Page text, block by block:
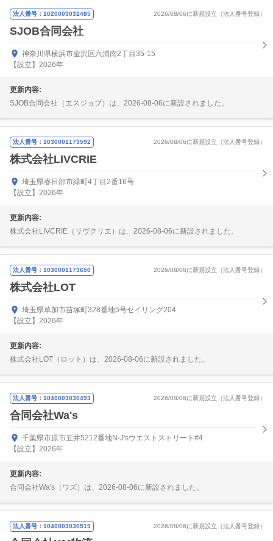
法人番号：1020003031485 2026/08/06に新規設立（法人番号登録）
SJOB合同会社
神奈川県横浜市金沢区六浦南2丁目35-15
【設立】2026年
更新内容:
SJOB合同会社（エスジョブ）は、2026-08-06に新設されました。
法人番号：1030001173592 2026/08/06に新規設立（法人番号登録）
株式会社LIVCRIE
埼玉県春日部市緑町4丁目2番16号
【設立】2026年
更新内容:
株式会社LIVCRIE（リヴクリエ）は、2026-08-06に新設されました。
法人番号：1030001173650 2026/08/06に新規設立（法人番号登録）
株式会社LOT
埼玉県草加市苗塚町328番地5号セイリング204
【設立】2026年
更新内容:
株式会社LOT（ロット）は、2026-08-06に新設されました。
法人番号：1040003030493 2026/08/06に新規設立（法人番号登録）
合同会社Wa's
千葉県市原市五井5212番地N-J'sウエストストリート#4
【設立】2026年
更新内容:
合同会社Wa's（ワズ）は、2026-08-06に新設されました。
法人番号：1040003030519 2026/08/06に新規設立（法人番号登録）